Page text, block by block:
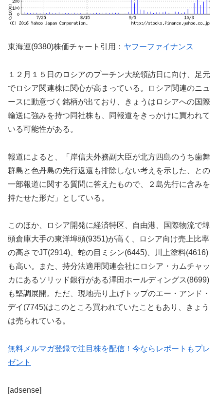
東海運(9380)株価チャート引用： ヤフーファイナンス
１２月１５日のロシアのプーチン大統領訪日に向け、足元
でロシア関連株に関心が高まっている。ロシア関連のニュ
ースに動意づく銘柄が出ており、きょうはロシアへの国際
輸送に強みを持つ同社株も、同報道をきっかけに買われて
いる可能性がある。
報道によると、「岸信夫外務副大臣が北方四島のうち歯舞
群島と色丹島の先行返還も排除しない考えを示した、との
一部報道に関する質問に答えたもので、２島先行に含みを
持たせた形だ」としている。
このほか、ロシア開発に経済特区、自由港、国際物流で埠
頭倉庫大手の東洋埠頭(9351)が高く、ロシア向け売上比率
の高さでJT(2914)、蛇の目ミシン(6445)、川上塗料(4616)
も高い。また、持分法適用関連会社にロシア・カムチャッ
カにあるソリッド銀行がある澤田ホールディングス(8699)
も堅調展開。ただ、現地売り上げトップのエー・アンド・
デイ(7745)はこのところ買われていたこともあり、きょう
は売られている。
無料メルマガ登録で注目株を配信！今ならレポートもプレ
ゼント
[adsense]